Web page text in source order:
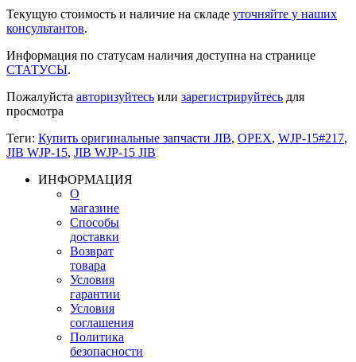
Текущую стоимость и наличие на складе уточняйте у наших
консультантов.
Информация по статусам наличия доступна на странице
СТАТУСЫ.
Пожалуйста авторизуйтесь или зарегистрируйтесь для
просмотра
Теги: Купить оригинальные запчасти JIB, ОРЕХ, WJP-15#217,
JIB WJP-15, JIB WJP-15 JIB
ИНФОРМАЦИЯ
О
магазине
Способы
доставки
Возврат
товара
Условия
гарантии
Условия
соглашения
Политика
безопасности